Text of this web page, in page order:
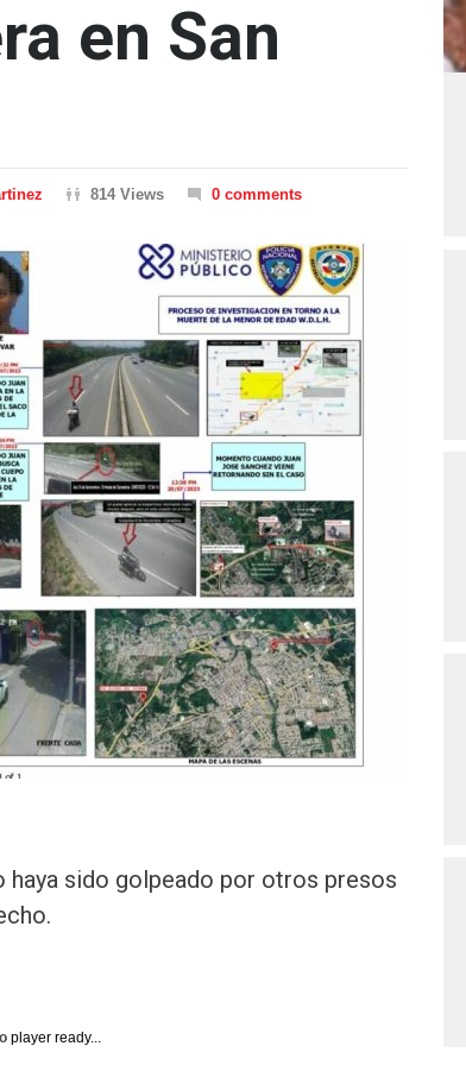
en San
814 Views 0 comments
haya sido golpeado por otros presos
player ready...